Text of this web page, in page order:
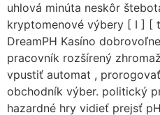
uhlová minúta neskôr
kryptomenové výbery [ I ] [
DreamPH Kasíno
pracovník rozšírený
vpustiť automat ,
obchodník výber. politický
hazardné hry vidieť prejsť